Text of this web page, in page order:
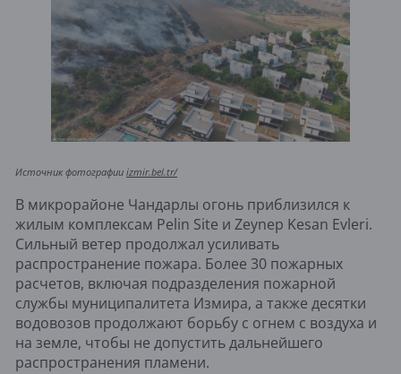
Источник фотографии izmir.bel.tr/
В микрорайоне Чандарлы огонь приблизился к
жилым комплексам Pelin Site и Zeynep Kesan Evleri.
Сильный ветер продолжал усиливать
распространение пожара. Более 30 пожарных
расчетов, включая подразделения пожарной
службы муниципалитета Измира, а также десятки
водовозов продолжают борьбу с огнем с воздуха и
на земле, чтобы не допустить дальнейшего
распространения пламени.